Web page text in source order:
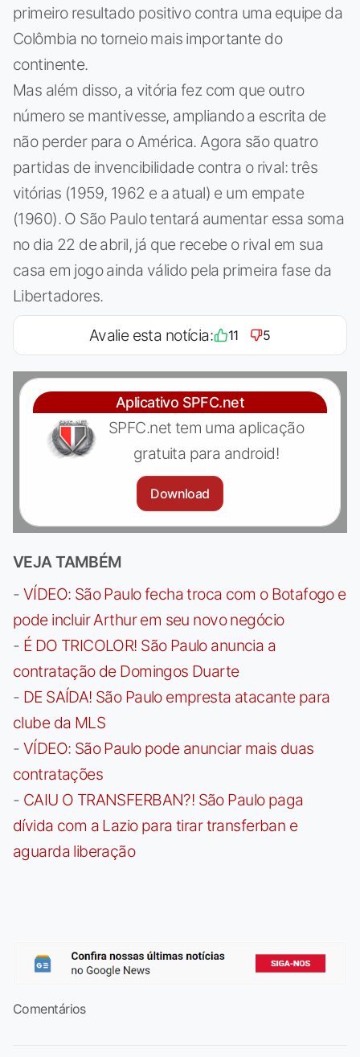
primeiro resultado positivo contra uma equipe da
Colômbia no torneio mais importante do
continente.
Mas além disso, a vitória fez com que outro
número se mantivesse, ampliando a escrita de
não perder para o América. Agora são quatro
partidas de invencibilidade contra o rival: três
vitórias (1959, 1962 e a atual) e um empate
(1960). O São Paulo tentará aumentar essa soma
no dia 22 de abril, já que recebe o rival em sua
casa em jogo ainda válido pela primeira fase da
Libertadores.
Avalie esta notícia: 11 5
Aplicativo SPFC.net
SPFC.net tem uma aplicação
gratuita para android!
Download
VEJA TAMBÉM
- VÍDEO: São Paulo fecha troca com o Botafogo e
pode incluir Arthur em seu novo negócio
- É DO TRICOLOR! São Paulo anuncia a
contratação de Domingos Duarte
- DE SAÍDA! São Paulo empresta atacante para
clube da MLS
- VÍDEO: São Paulo pode anunciar mais duas
contratações
- CAIU O TRANSFERBAN?! São Paulo paga
dívida com a Lazio para tirar transferban e
aguarda liberação
Comentários